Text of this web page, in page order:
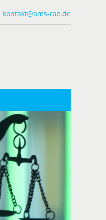
kontakt@ams-rae.de